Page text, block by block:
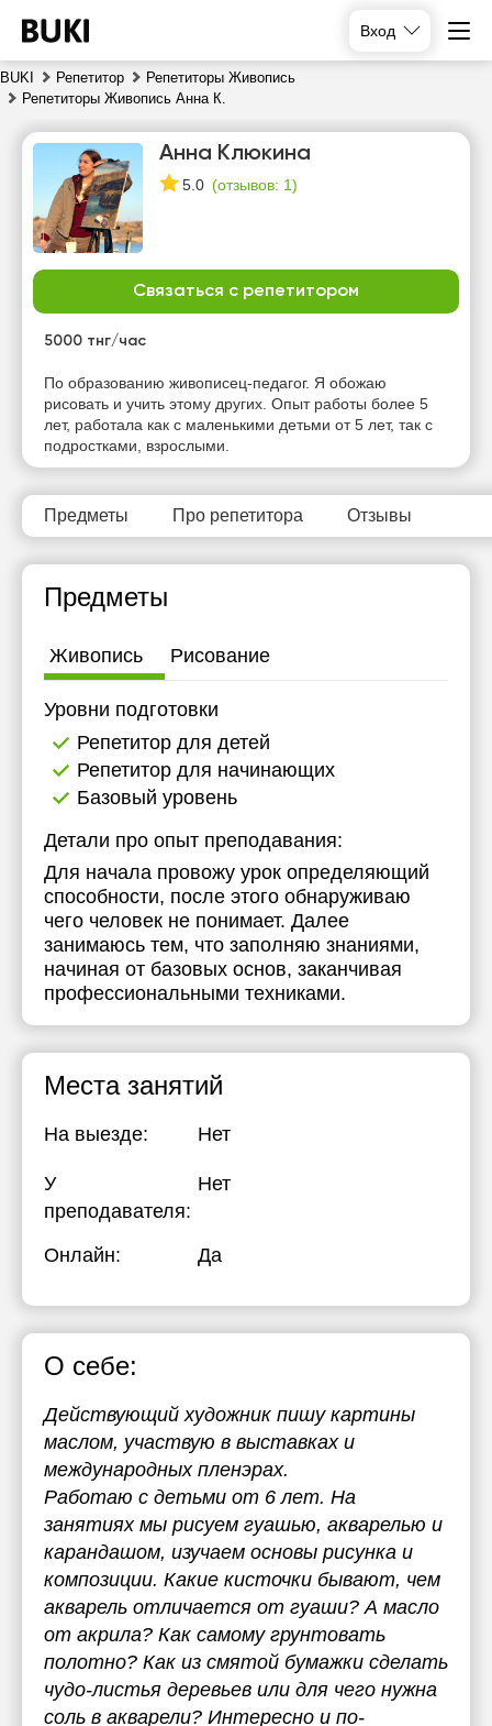
Вход
BUKI Репетитор
Репетиторы Живопись
Репетиторы Живопись Анна К.
Анна Клюкина
5.0 (отзывов: 1)
Связаться с репетитором
5000 тнг/час
По образованию живописец-педагог. Я обожаю
рисовать и учить этому других. Опыт работы более 5
лет, работала как с маленькими детьми от 5 лет, так с
подростками, взрослыми.
Предметы Про репетитора Отзывы
Предметы
Живопись Рисование
Уровни подготовки
Репетитор для детей
Репетитор для начинающих
Базовый уровень
Детали про опыт преподавания:
Для начала провожу урок определяющий
способности, после этого обнаруживаю
чего человек не понимает. Далее
занимаюсь тем, что заполняю знаниями,
начиная от базовых основ, заканчивая
профессиональными техниками.
Места занятий
На выезде: Нет
У
преподавателя:
Нет
Онлайн: Да
О себе:
Действующий художник пишу картины
маслом, участвую в выставках и
международных пленэрах.
Работаю с детьми от 6 лет. На
занятиях мы рисуем гуашью, акварелью и
карандашом, изучаем основы рисунка и
композиции. Какие кисточки бывают, чем
акварель отличается от гуаши? А масло
от акрила? Как самому грунтовать
полотно? Как из смятой бумажки сделать
чудо-листья деревьев или для чего нужна
соль в акварели? Интересно и по-
вс
пн
Нет
свободных
часов
Нет
свободных
часов
Нет
свободных
часов
свободных
часов